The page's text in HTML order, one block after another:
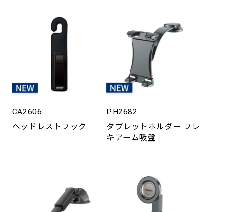
CA2606
ヘッドレストフック
PH2682
タブレットホルダー フレ
キアーム吸盤